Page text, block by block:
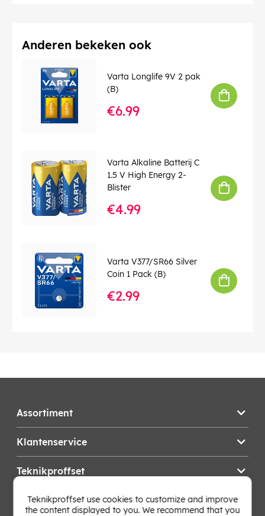
Anderen bekeken ook
Varta Longlife 9V 2 pak
(B)
€6.99
Varta Alkaline Batterij C
1.5 V High Energy 2-
Blister
€4.99
Varta V377/SR66 Silver
Coin 1 Pack (B)
€2.99
Assortiment
Klantenservice
Teknikproffset
Wijzig Land
Teknikproffset use cookies to customize and improve
the content displayed to you. We recommend that you